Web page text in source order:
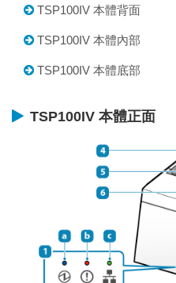
TSP100IV 本體背面
TSP100IV 本體內部
TSP100IV 本體底部
TSP100IV 本體正面